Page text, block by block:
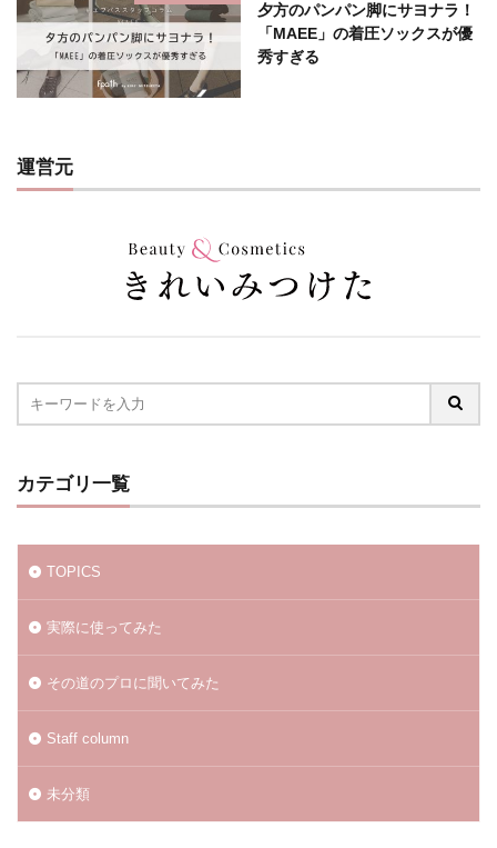
夕方のパンパン脚にサヨナラ！
「MAEE」の着圧ソックスが優
秀すぎる
運営元
カテゴリ一覧
TOPICS
実際に使ってみた
その道のプロに聞いてみた
Staff column
未分類